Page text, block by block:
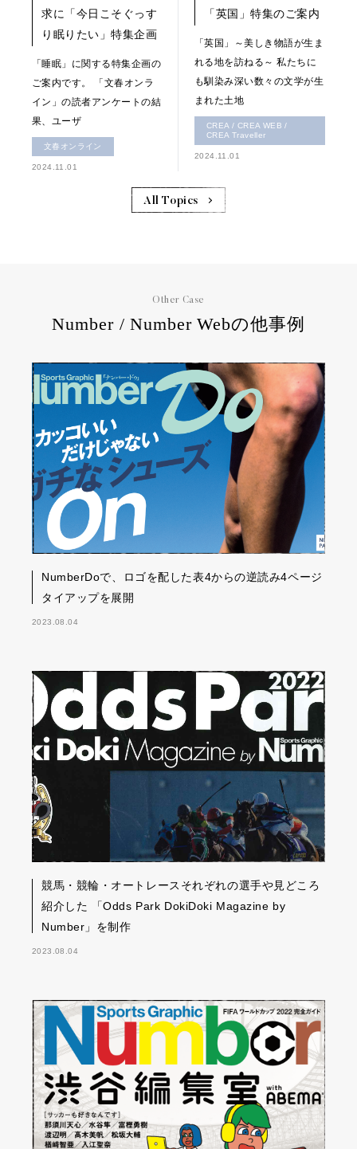
求に「今日こそぐっす
り眠りたい」特集企画
「睡眠」に関する特集企画の
ご案内です。 「文春オンラ
イン」の読者アンケートの結
果、ユーザ
文春オンライン
2024.11.01
「英国」特集のご案内
「英国」～美しき物語が生ま
れる地を訪ねる～ 私たちに
も馴染み深い数々の文学が生
まれた土地
CREA / CREA WEB /
CREA Traveller
2024.11.01
All Topics
Other Case
Number / Number Webの他事例
NumberDoで、ロゴを配した表4からの逆読み4ページ
タイアップを展開
2023.08.04
競馬・競輪・オートレースそれぞれの選手や見どころ
紹介した 「Odds Park DokiDoki Magazine by
Number」を制作
2023.08.04